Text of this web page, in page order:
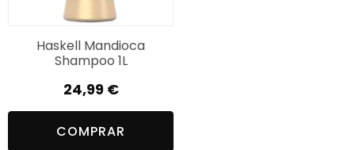
Haskell Mandioca
Shampoo 1L
24,99 €
COMPRAR